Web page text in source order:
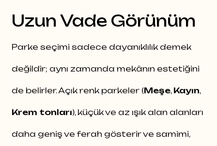
Uzun Vade Görünüm
Parke seçimi sadece dayanıklılık demek
değildir; aynı zamanda mekânın estetiğini
de belirler. Açık renk parkeler (Meşe, Kayın,
Krem tonları), küçük ve az ışık alan alanları
daha geniş ve ferah gösterir ve samimi,